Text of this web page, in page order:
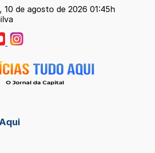
10 de agosto de 2026 01:45h